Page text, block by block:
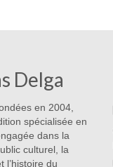
Delga
en 2004,
spécialisée en
dans la
culturel, la
l’histoire du